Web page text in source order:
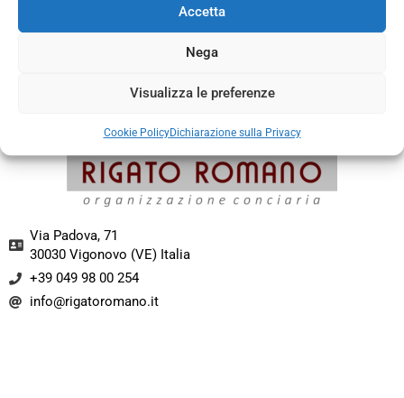
Accetta
Nega
Visualizza le preferenze
Cookie PolicyDichiarazione sulla Privacy
Mousse Lattuga
Via Padova, 71
30030 Vigonovo (VE) Italia​
+39 049 98 00 254
info@rigatoromano.it​